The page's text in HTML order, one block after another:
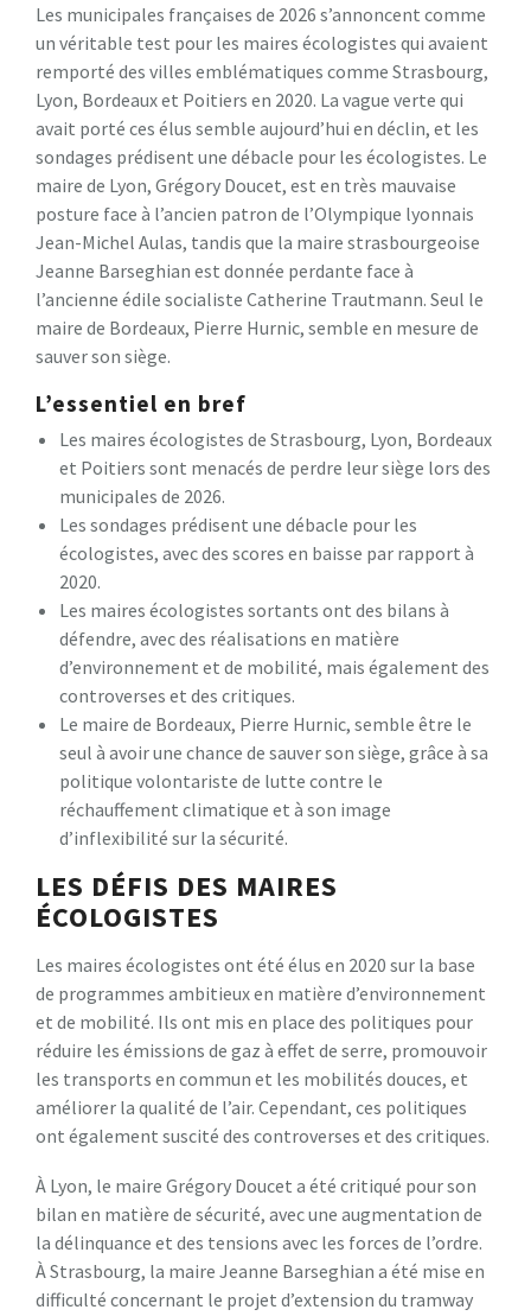
Les municipales françaises de 2026 s’annoncent comme
un véritable test pour les maires écologistes qui avaient
remporté des villes emblématiques comme Strasbourg,
Lyon, Bordeaux et Poitiers en 2020. La vague verte qui
avait porté ces élus semble aujourd’hui en déclin, et les
sondages prédisent une débacle pour les écologistes. Le
maire de Lyon, Grégory Doucet, est en très mauvaise
posture face à l’ancien patron de l’Olympique lyonnais
Jean-Michel Aulas, tandis que la maire strasbourgeoise
Jeanne Barseghian est donnée perdante face à
l’ancienne édile socialiste Catherine Trautmann. Seul le
maire de Bordeaux, Pierre Hurnic, semble en mesure de
sauver son siège.
L’essentiel en bref
Les maires écologistes de Strasbourg, Lyon, Bordeaux
et Poitiers sont menacés de perdre leur siège lors des
municipales de 2026.
Les sondages prédisent une débacle pour les
écologistes, avec des scores en baisse par rapport à
2020.
Les maires écologistes sortants ont des bilans à
défendre, avec des réalisations en matière
d’environnement et de mobilité, mais également des
controverses et des critiques.
Le maire de Bordeaux, Pierre Hurnic, semble être le
seul à avoir une chance de sauver son siège, grâce à sa
politique volontariste de lutte contre le
réchauffement climatique et à son image
d’inflexibilité sur la sécurité.
LES DÉFIS DES MAIRES
ÉCOLOGISTES
Les maires écologistes ont été élus en 2020 sur la base
de programmes ambitieux en matière d’environnement
et de mobilité. Ils ont mis en place des politiques pour
réduire les émissions de gaz à effet de serre, promouvoir
les transports en commun et les mobilités douces, et
améliorer la qualité de l’air. Cependant, ces politiques
ont également suscité des controverses et des critiques.
À Lyon, le maire Grégory Doucet a été critiqué pour son
bilan en matière de sécurité, avec une augmentation de
la délinquance et des tensions avec les forces de l’ordre.
À Strasbourg, la maire Jeanne Barseghian a été mise en
difficulté concernant le projet d’extension du tramway